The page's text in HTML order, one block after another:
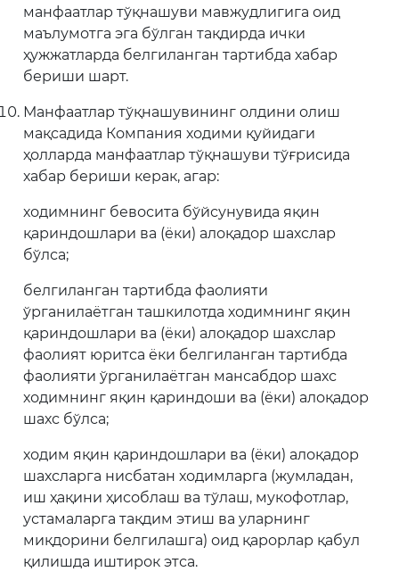
манфаатлар тўқнашуви мавжудлигига оид
маълумотга эга бўлган тақдирда ички
ҳужжатларда белгиланган тартибда хабар
бериши шарт.
Манфаатлар тўқнашувининг олдини олиш
мақсадида Компания ходими қуйидаги
ҳолларда манфаатлар тўқнашуви тўғрисида
хабар бериши керак, агар:
ходимнинг бевосита бўйсунувида яқин
қариндошлари ва (ёки) алоқадор шахслар
бўлса;
белгиланган тартибда фаолияти
ўрганилаётган ташкилотда ходимнинг яқин
қариндошлари ва (ёки) алоқадор шахслар
фаолият юритса ёки белгиланган тартибда
фаолияти ўрганилаётган мансабдор шахс
ходимнинг яқин қариндоши ва (ёки) алоқадор
шахс бўлса;
ходим яқин қариндошлари ва (ёки) алоқадор
шахсларга нисбатан ходимларга (жумладан,
иш ҳақини ҳисоблаш ва тўлаш, мукофотлар,
устамаларга тақдим этиш ва уларнинг
миқдорини белгилашга) оид қарорлар қабул
қилишда иштирок этса.